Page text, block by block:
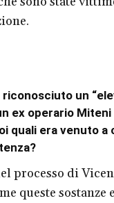
riconosciuto un
ex operario Miteni
quali era venuto
processo di
queste sostanze